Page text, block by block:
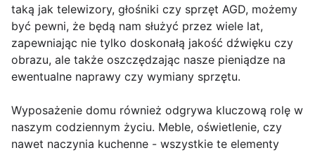
taką jak telewizory, głośniki czy sprzęt AGD, możemy
być pewni, że będą nam służyć przez wiele lat,
zapewniając nie tylko doskonałą jakość dźwięku czy
obrazu, ale także oszczędzając nasze pieniądze na
ewentualne naprawy czy wymiany sprzętu.
Wyposażenie domu również odgrywa kluczową rolę w
naszym codziennym życiu. Meble, oświetlenie, czy
nawet naczynia kuchenne - wszystkie te elementy